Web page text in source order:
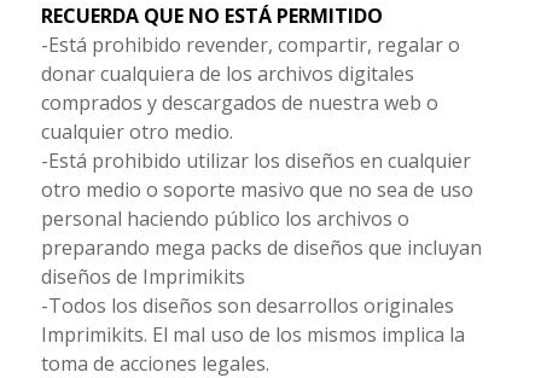
RECUERDA QUE NO ESTÁ PERMITIDO
-Está prohibido revender, compartir, regalar o
donar cualquiera de los archivos digitales
comprados y descargados de nuestra web o
cualquier otro medio.
-Está prohibido utilizar los diseños en cualquier
otro medio o soporte masivo que no sea de uso
personal haciendo público los archivos o
preparando mega packs de diseños que incluyan
diseños de Imprimikits
-Todos los diseños son desarrollos originales
Imprimikits. El mal uso de los mismos implica la
toma de acciones legales.